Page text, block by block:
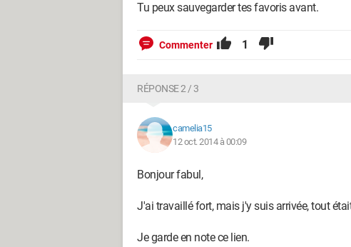
Tu peux sauvegarder tes favoris avant.
Commenter 1
RÉPONSE 2 / 3
camelia15
12 oct. 2014 à 00:09
Bonjour fabul,
J'ai travaillé fort, mais j'y suis arrivée, tout
Je garde en note ce lien.